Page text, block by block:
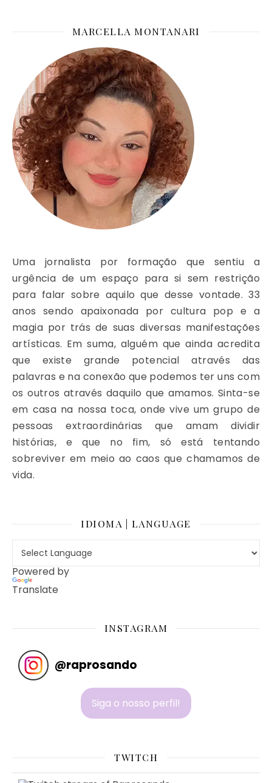
MARCELLA MONTANARI
Uma jornalista por formação que sentiu a
urgência de um espaço para si sem restrição
para falar sobre aquilo que desse vontade. 33
anos sendo apaixonada por cultura pop e a
magia por trás de suas diversas manifestações
artísticas. Em suma, alguém que ainda acredita
que existe grande potencial através das
palavras e na conexão que podemos ter uns com
os outros através daquilo que amamos. Sinta-se
em casa na nossa toca, onde vive um grupo de
pessoas extraordinárias que amam dividir
histórias, e que no fim, só está tentando
sobreviver em meio ao caos que chamamos de
vida.
IDIOMA | LANGUAGE
Powered by
Translate
INSTAGRAM
@raprosando
Siga o nosso perfil!
TWITCH